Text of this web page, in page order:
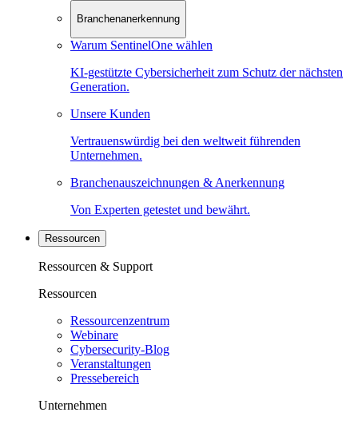
Branchenanerkennung
Warum SentinelOne wählen
KI-gestützte Cybersicherheit zum Schutz der nächsten
Generation.
Unsere Kunden
Vertrauenswürdig bei den weltweit führenden
Unternehmen.
Branchenauszeichnungen & Anerkennung
Von Experten getestet und bewährt.
Ressourcen
Ressourcen & Support
Ressourcen
Ressourcenzentrum
Webinare
Cybersecurity-Blog
Veranstaltungen
Pressebereich
Unternehmen